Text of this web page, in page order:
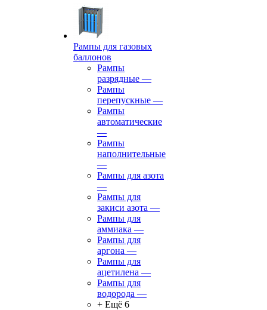
Рампы для газовых
баллонов
Рампы
разрядные —
Рампы
перепускные —
Рампы
автоматические
—
Рампы
наполнительные
—
Рампы для азота
—
Рампы для
закиси азота —
Рампы для
аммиака —
Рампы для
аргона —
Рампы для
ацетилена —
Рампы для
водорода —
+ Ещё 6